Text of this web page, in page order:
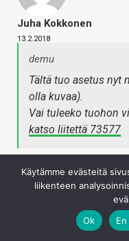
Juha Kokkonen
13.2.2018
demu
Tältä tuo asetus nyt
olla kuvaa).
Vai tuleeko tuohon
katso liitettä 73577
Eihän tuossa ole vielä
virransäästötila on
prosessorin
vasta myöhemmin
Käytämme evästeitä
liikenteen
Ok